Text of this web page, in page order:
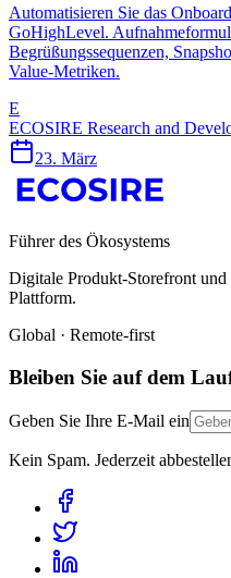
Automatisieren Sie das
GoHighLevel.
Begrüßungssequenzen,
Value-Metriken.
E
ECOSIRE Research and
23. März
Führer des Ökosystems
Digitale Produkt-Storefront
Plattform.
Global · Remote-first
Bleiben Sie auf dem
Geben Sie Ihre E-Mail ein
Kein Spam. Jederzeit